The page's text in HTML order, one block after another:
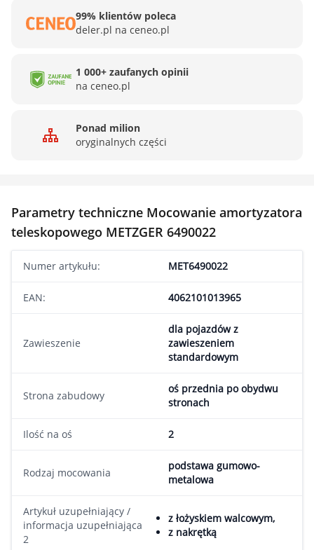
99% klientów poleca
deler.pl na ceneo.pl
1 000+ zaufanych opinii
na ceneo.pl
Ponad milion
oryginalnych części
Parametry techniczne Mocowanie amortyzatora
teleskopowego METZGER 6490022
Numer artykułu: MET6490022
EAN: 4062101013965
Zawieszenie
dla pojazdów z
zawieszeniem
standardowym
Strona zabudowy
oś przednia po obydwu
stronach
Ilość na oś 2
Rodzaj mocowania
podstawa gumowo-
metalowa
Artykuł uzupełniający /
informacja uzupełniająca
2
z łożyskiem walcowym,
z nakrętką